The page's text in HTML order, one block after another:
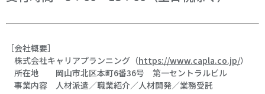
［会社概要］
株式会社キャリアプランニング（https://www.capla.co.jp/）
所在地 岡山市北区本町6番36号 第一セントラルビル
事業内容 人材派遣／職業紹介／人材開発／業務受託